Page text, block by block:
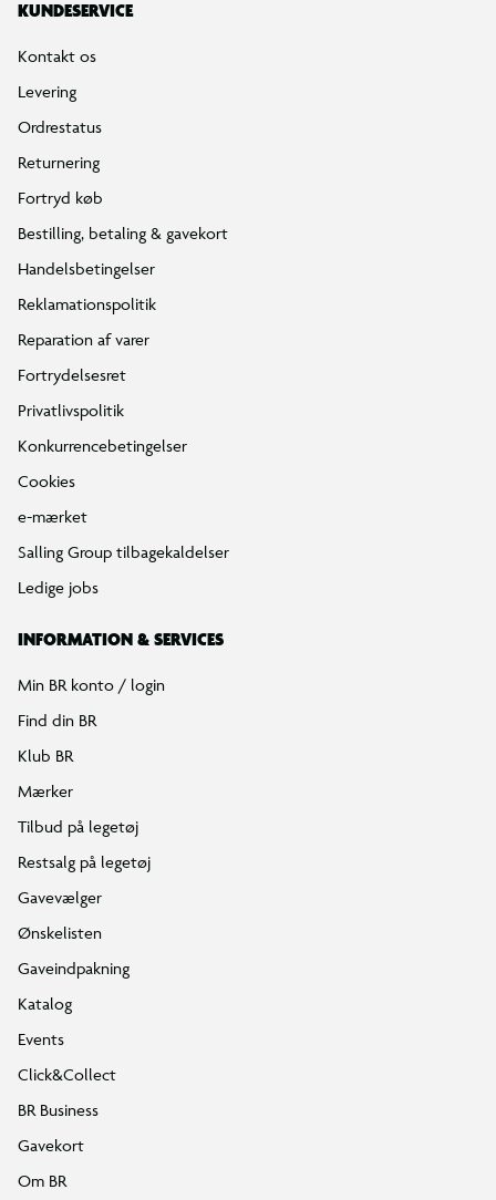
KUNDESERVICE
Kontakt os
Levering
Ordrestatus
Returnering
Fortryd køb
Bestilling, betaling & gavekort
Handelsbetingelser
Reklamationspolitik
Reparation af varer
Fortrydelsesret
Privatlivspolitik
Konkurrencebetingelser
Cookies
e-mærket
Salling Group tilbagekaldelser
Ledige jobs
INFORMATION & SERVICES
Min BR konto / login
Find din BR
Klub BR
Mærker
Tilbud på legetøj
Restsalg på legetøj
Gavevælger
Ønskelisten
Gaveindpakning
Katalog
Events
Click&Collect
BR Business
Gavekort
Om BR